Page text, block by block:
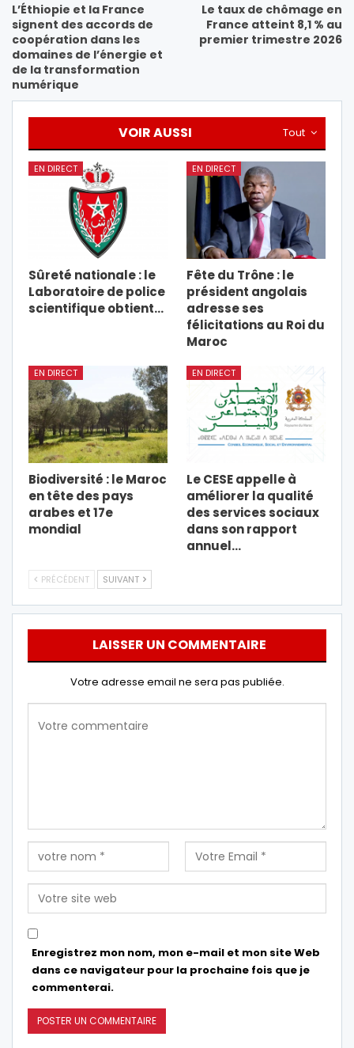
L’Éthiopie et la France
signent des accords de
coopération dans les
domaines de l’énergie et
de la transformation
numérique
Le taux de chômage en
France atteint 8,1 % au
premier trimestre 2026
Tout
VOIR AUSSI
EN DIRECT
Sûreté nationale : le
Laboratoire de police
scientifique obtient…
EN DIRECT
Fête du Trône : le
président angolais
adresse ses
félicitations au Roi du
Maroc
EN DIRECT
Biodiversité : le Maroc
en tête des pays
arabes et 17e
mondial
EN DIRECT
Le CESE appelle à
améliorer la qualité
des services sociaux
dans son rapport
annuel…
PRÉCÉDENT SUIVANT
LAISSER UN COMMENTAIRE
Votre adresse email ne sera pas publiée.
Enregistrez mon nom, mon e-mail et mon site Web
dans ce navigateur pour la prochaine fois que je
commenterai.